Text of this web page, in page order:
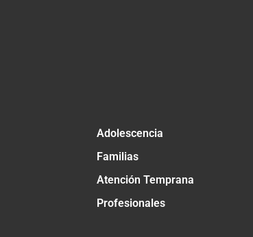
Adolescencia
Familias
Atención Temprana
Profesionales